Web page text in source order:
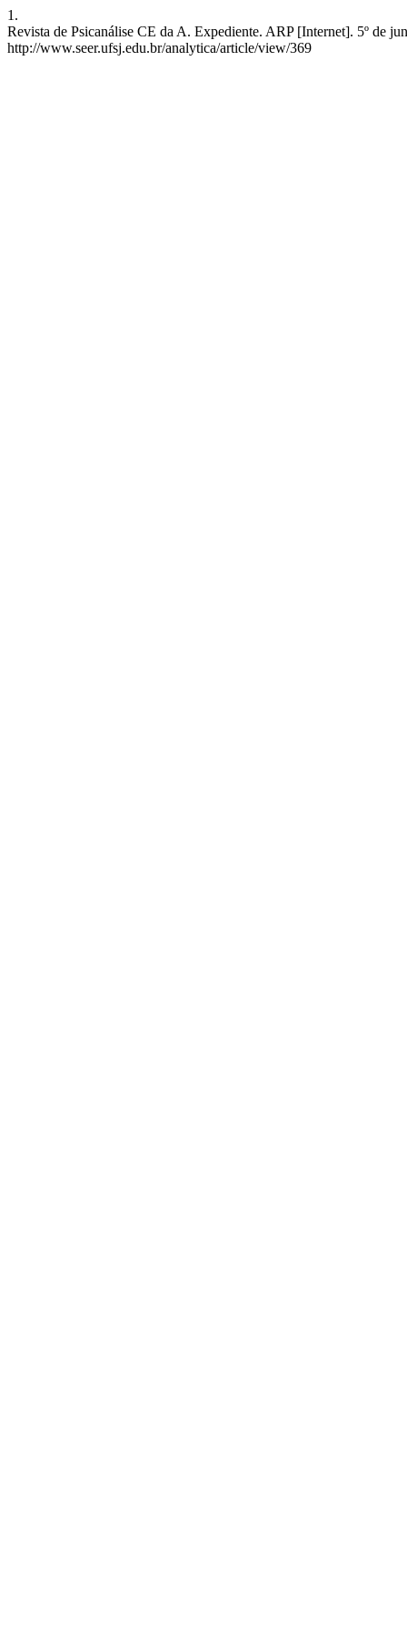
1.
Revista de Psicanálise CE da A. Expediente. ARP [Internet]. 5º de
http://www.seer.ufsj.edu.br/analytica/article/view/369